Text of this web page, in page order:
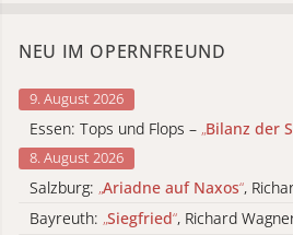
NEU IM OPERNFREUND
9. August 2026
Essen: Tops und Flops – „Bilanz der
8. August 2026
Salzburg: „Ariadne auf Naxos“,
Bayreuth: „Siegfried“, Richard